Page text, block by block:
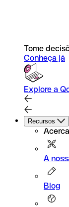
Tome
Conheça já
Explore a
Recursos
A
Blog